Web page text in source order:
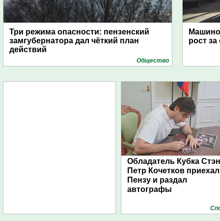
Три режима опасности: пензенский
замгубернатора дал чёткий план
действий
Общество
рост за
Обладатель Кубка
Петр Кочетков
Пензу и раздал
автографы